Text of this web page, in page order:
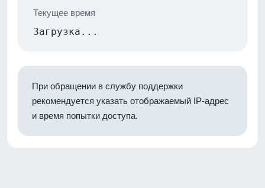
Текущее время
Загрузка...
При обращении в службу поддержки
рекомендуется указать отображаемый IP-адрес
и время попытки доступа.